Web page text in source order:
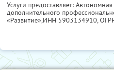
Услуги предоставляет:
дополнительного
«Развитие»,ИНН 5903134910,